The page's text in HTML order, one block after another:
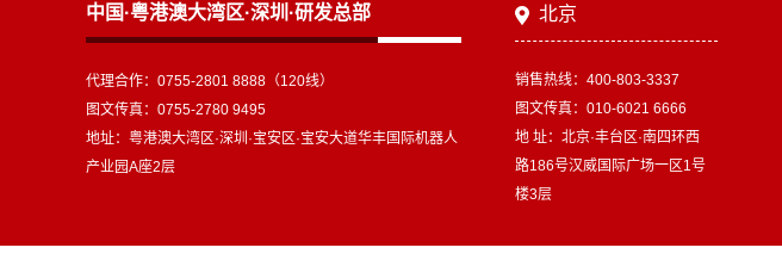
中国·粤港澳大湾区·深圳·研发总部
代理合作：0755-2801 8888（120线）
图文传真：0755-2780 9495
地址：粤港澳大湾区·深圳·宝安区·宝安大道华丰国际机器人
产业园A座2层
北京
销售热线：400-803-3337
图文传真：010-6021 6666
地 址：北京·丰台区·南四环西
路186号汉威国际广场一区1号
楼3层